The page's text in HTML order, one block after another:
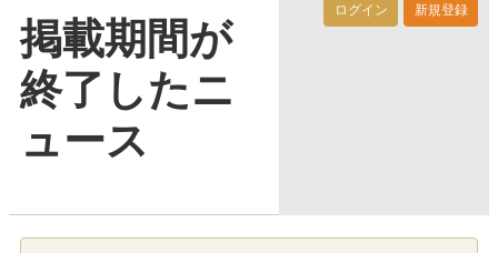
ログイン 新規登録
掲載期間が
終了したニ
ュース